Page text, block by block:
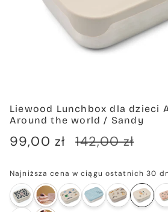
Liewood Lunchbox dla dzieci
Around the world / Sandy
Cena
99,00 zł
Cena
142,00 zł
Najniższa cena w ciągu ostatnich 30